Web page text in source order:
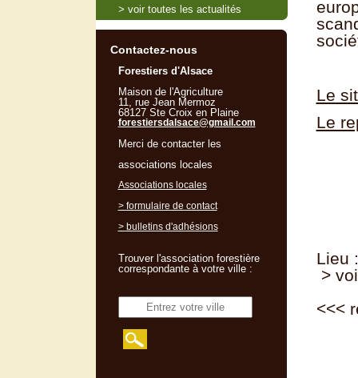
Le
Le
Lieu
>
<<<
> voir toutes les actualités
Contactez-nous
Forestiers d'Alsace
Maison de l'Agriculture
11, rue Jean Mermoz
68127 Ste Croix en Plaine
forestiersdalsace@gmail.com
Merci de contacter les
associations locales
Associations locales
> formulaire de contact
> bulletins d'adhésions
Trouver l'association forestière
correspondante à votre ville :